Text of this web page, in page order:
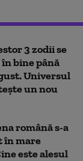
3 zodii se
bine până
Universul
un nou
română s-a
în mare
este alesul